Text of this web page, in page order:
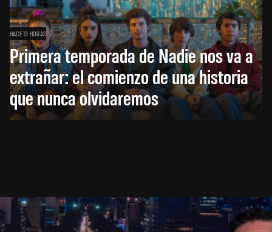
HACE 13 HORAS
Primera temporada de Nadie nos va a
extrañar: el comienzo de una historia
que nunca olvidaremos